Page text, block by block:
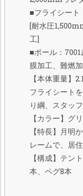
■フライシート
[耐水圧
工]
■ポール：
膜加工、難燃
【本体重量】
フライシート
り綱、スタッ
【カラー】グ
【特長】月明
レームで、居
【構成】テン
本、ペグ8本